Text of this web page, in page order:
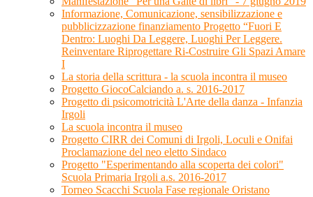
Informazione, Comunicazione, sensibilizzazione e
pubblicizzazione finanziamento Progetto “Fuori E
Dentro: Luoghi Da Leggere, Luoghi Per Leggere.
Reinventare Riprogettare Ri-Costruire Gli Spazi Amare
I
La storia della scrittura - la scuola incontra il museo
Progetto GiocoCalciando a. s. 2016-2017
Progetto di psicomotricità L'Arte della danza - Infanzia
Irgoli
La scuola incontra il museo
Progetto CIRR dei Comuni di Irgoli, Loculi e Onifai
Proclamazione del neo eletto Sindaco
Progetto "Esperimentando alla scoperta dei colori"
Scuola Primaria Irgoli a.s. 2016-2017
Torneo Scacchi Scuola Fase regionale Oristano